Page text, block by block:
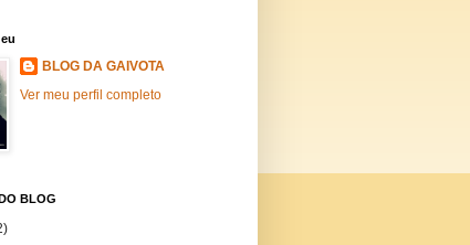
BLOG DA GAIVOTA
Ver meu perfil completo
BLOG